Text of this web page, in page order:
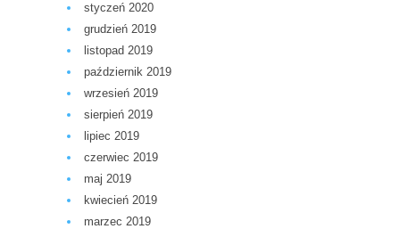
styczeń 2020
grudzień 2019
listopad 2019
październik 2019
wrzesień 2019
sierpień 2019
lipiec 2019
czerwiec 2019
maj 2019
kwiecień 2019
marzec 2019